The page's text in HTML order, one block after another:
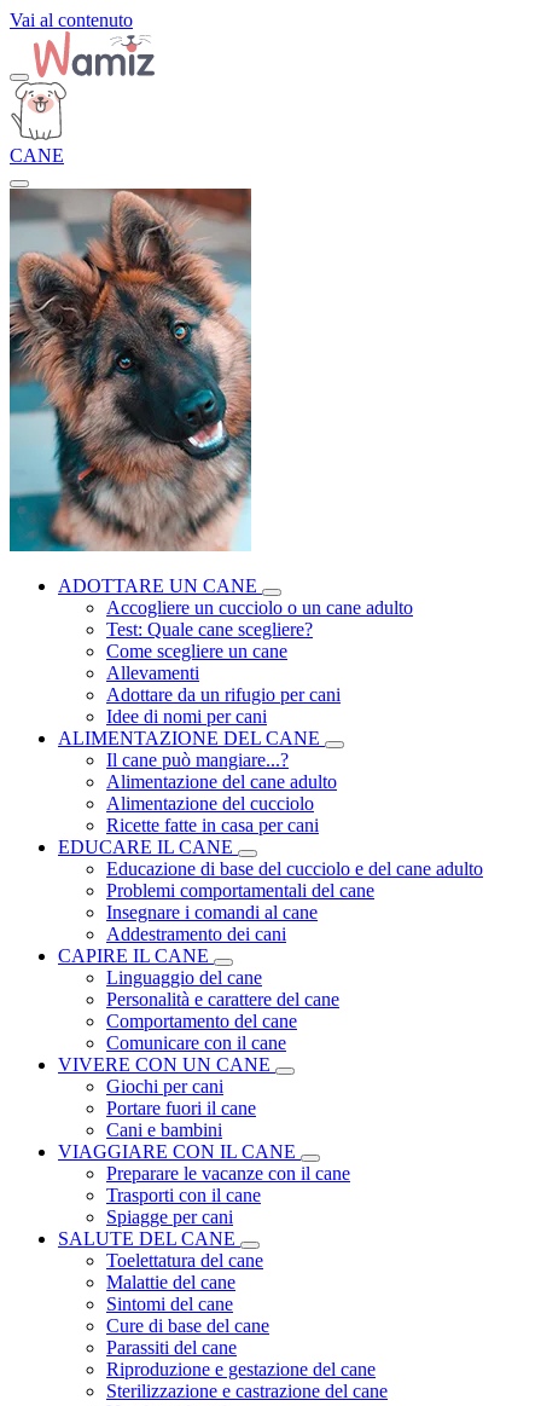
Vai al contenuto
CANE
ADOTTARE UN CANE
Accogliere un cucciolo o un cane adulto
Test: Quale cane scegliere?
Come scegliere un cane
Allevamenti
Adottare da un rifugio per cani
Idee di nomi per cani
ALIMENTAZIONE DEL CANE
Il cane può mangiare...?
Alimentazione del cane adulto
Alimentazione del cucciolo
Ricette fatte in casa per cani
EDUCARE IL CANE
Educazione di base del cucciolo e del cane adulto
Problemi comportamentali del cane
Insegnare i comandi al cane
Addestramento dei cani
CAPIRE IL CANE
Linguaggio del cane
Personalità e carattere del cane
Comportamento del cane
Comunicare con il cane
VIVERE CON UN CANE
Giochi per cani
Portare fuori il cane
Cani e bambini
VIAGGIARE CON IL CANE
Preparare le vacanze con il cane
Trasporti con il cane
Spiagge per cani
SALUTE DEL CANE
Toelettatura del cane
Malattie del cane
Sintomi del cane
Cure di base del cane
Parassiti del cane
Riproduzione e gestazione del cane
Sterilizzazione e castrazione del cane